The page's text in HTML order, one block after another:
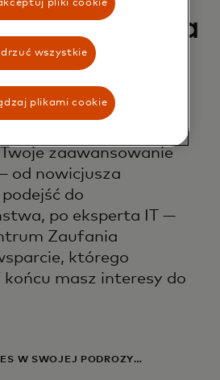
zaawansowanie
od nowicjusza
do
po eksperta IT —
Zaufania
którego
masz interesy do
W SWOJEJ PODRÓŻY
pliki cookie
wszystkie
plikami cookie